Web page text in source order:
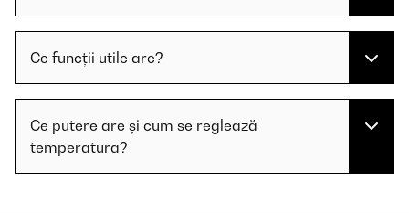
Ce funcții utile are?
Ce putere are și cum se reglează
temperatura?